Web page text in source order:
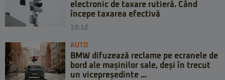
electronic de taxare rutieră. Când
începe taxarea efectivă
10:12
AUTO
BMW difuzează reclame pe ecranele de
bord ale mașinilor sale, deși în trecut
un vicepreședinte ...